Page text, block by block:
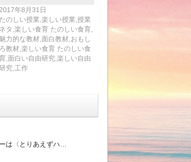
2017年8月31日
たのしい授業,楽しい授業,授業
ネタ,楽しい食育 たのしい食育,
魅力的な教材,面白教材,おもし
ろ教材,楽しい食育 たのしい食
,面白い自由研究,楽しい自由
究,工作
は〈とりあえずハ…